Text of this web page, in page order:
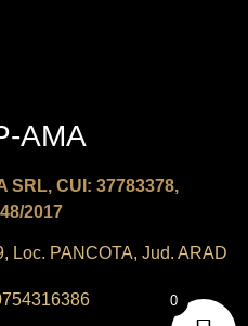
AMA
SRL, CUI: 37783378,
2017
Loc. PANCOTA, Jud. ARAD
0